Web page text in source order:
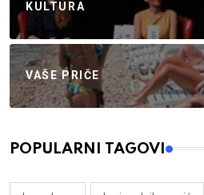
KULTURA
VAŠE PRIČE
POPULARNI TAGOVI